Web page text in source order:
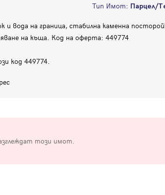
Тип Имот: Парцел/
и вода на граница, стабилна каменна
на къща. Код на оферта: 449774
код 449774.
този имот.